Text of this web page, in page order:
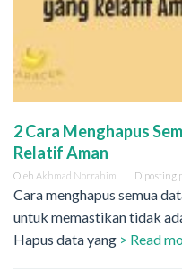
2 Cara Menghapus
Relatif Aman
Oleh Akhmad Norrahim Diposting
Cara menghapus semua
untuk memastikan tidak
Hapus data yang > Read